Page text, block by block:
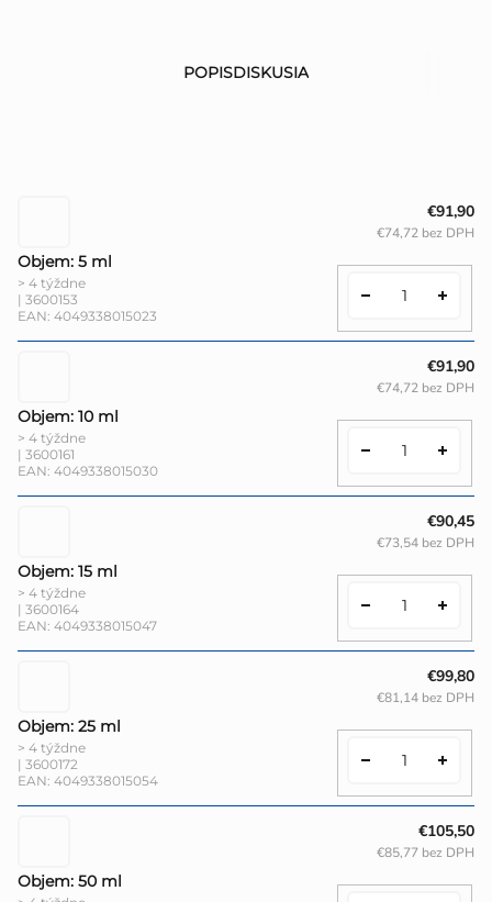
POPISDISKUSIA
Objem: 5 ml
> 4 týždne
| 3600153
EAN: 4049338015023
€91,90
€74,72 bez DPH
Objem: 10 ml
> 4 týždne
| 3600161
EAN: 4049338015030
€91,90
€74,72 bez DPH
Objem: 15 ml
> 4 týždne
| 3600164
EAN: 4049338015047
€90,45
€73,54 bez DPH
Objem: 25 ml
> 4 týždne
| 3600172
EAN: 4049338015054
€99,80
€81,14 bez DPH
Objem: 50 ml
€105,50
€85,77 bez DPH